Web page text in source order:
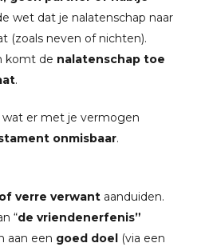
wet dat je nalatenschap naar
(zoals neven of nichten).
komt de nalatenschap toe
.
wat er met je vermogen
onmisbaar.
verre verwantaanduiden.
“de vriendenerfenis”
aan een goed doel(via een